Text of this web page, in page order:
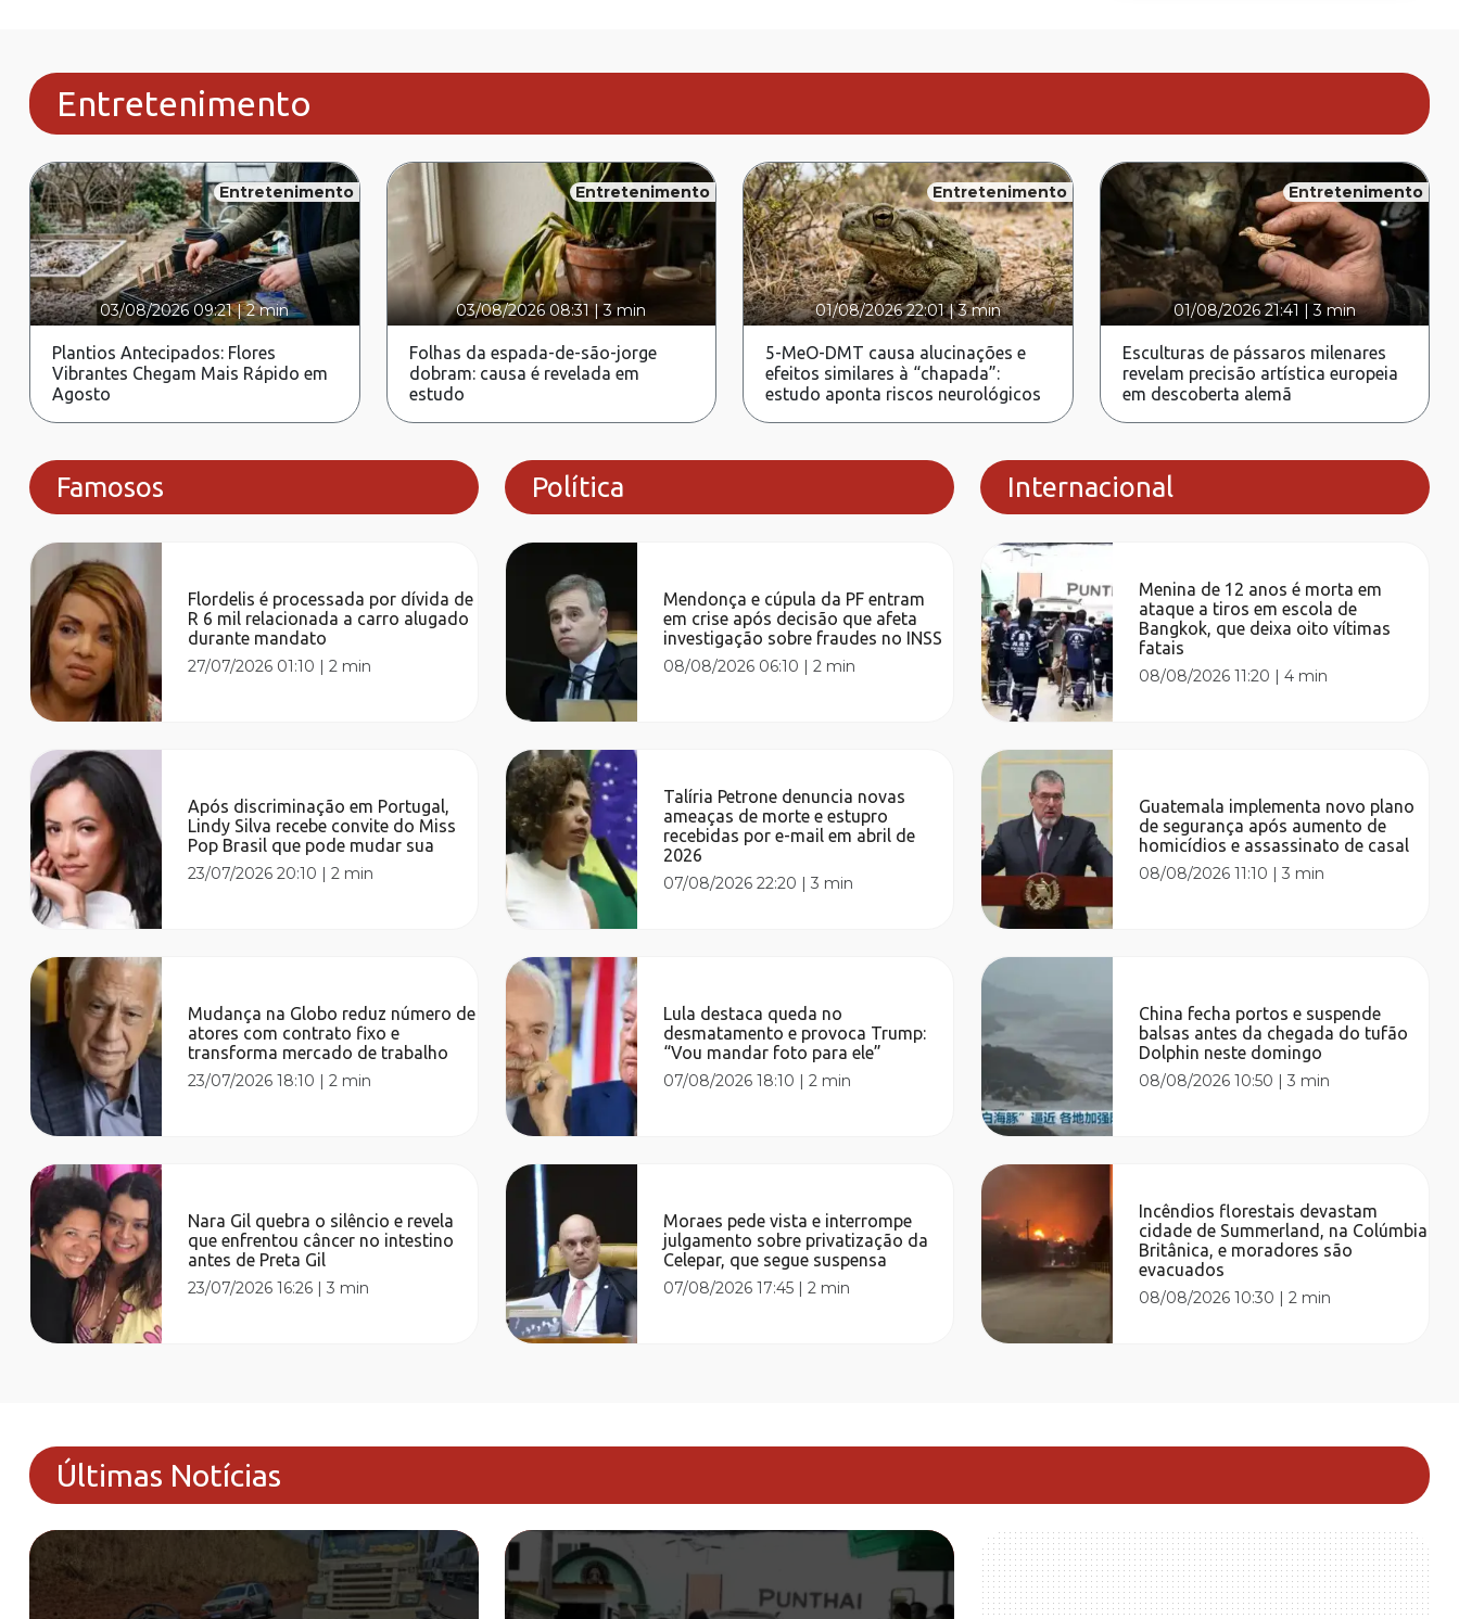
Entretenimento
Entretenimento
03/08/2026 09:21|2 min
Plantios Antecipados: Flores
Vibrantes Chegam Mais Rápido em
Agosto
Entretenimento
03/08/2026 08:31|3 min
Folhas da espada-de-são-jorge
dobram: causa é revelada em
estudo
Entretenimento
01/08/2026 22:01|3 min
5-MeO-DMT causa alucinações e
efeitos similares à “chapada”:
estudo aponta riscos neurológicos
Entretenimento
01/08/2026 21:41 |3 min
Esculturas de pássaros milenares
revelam precisão artística europeia
em descoberta alemã
Famosos
Flordelis é processada por dívida de
R 6 mil relacionada a carro alugado
durante mandato
27/07/2026 01:10 |2 min
Após discriminação em Portugal,
Lindy Silva recebe convite do Miss
Pop Brasil que pode mudar sua
23/07/2026 20:10 |2 min
Mudança na Globo reduz número de
atores com contrato fixo e
transforma mercado de trabalho
23/07/2026 18:10 |2 min
Nara Gil quebra o silêncio e revela
que enfrentou câncer no intestino
antes de Preta Gil
23/07/2026 16:26 |3 min
Política
Mendonça e cúpula da PF entram
em crise após decisão que afeta
investigação sobre fraudes no INSS
08/08/2026 06:10 |2 min
Talíria Petrone denuncia novas
ameaças de morte e estupro
recebidas por e-mail em abril de
2026
07/08/2026 22:20 |3 min
Lula destaca queda no
desmatamento e provoca Trump:
“Vou mandar foto para ele”
07/08/2026 18:10 |2 min
Moraes pede vista e interrompe
julgamento sobre privatização da
Celepar, que segue suspensa
07/08/2026 17:45 |2 min
Internacional
Menina de 12 anos é morta em
ataque a tiros em escola de
Bangkok, que deixa oito vítimas
fatais
08/08/2026 11:20 |4 min
Guatemala implementa novo plano
de segurança após aumento de
homicídios e assassinato de casal
08/08/2026 11:10 |3 min
China fecha portos e suspende
balsas antes da chegada do tufão
Dolphin neste domingo
08/08/2026 10:50 |3 min
Incêndios florestais devastam
cidade de Summerland, na Colúmbia
Britânica, e moradores são
evacuados
08/08/2026 10:30 |2 min
Últimas Notícias